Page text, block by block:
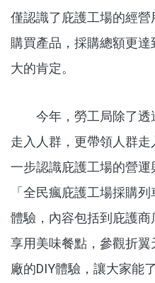
僅認識了庇護工場的經
購買產品，採購總額更
大的肯定。
今年，勞工局除了透
走入人群，更帶領人群
一步認識庇護工場的營
「全民瘋庇護工場採購
體驗，內容包括到庇護
享用美味餐點，參觀折
廠的DIY體驗，讓大家能